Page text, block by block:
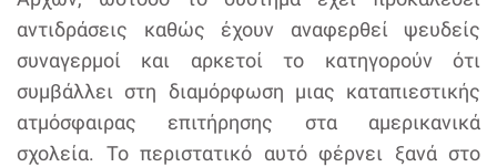
αντιδράσεις καθώς έχουν αναφερθεί ψευδείς
συναγερμοί και αρκετοί το κατηγορούν ότι
συμβάλλει στη διαμόρφωση μιας καταπιεστικής
ατμόσφαιρας επιτήρησης στα αμερικανικά
σχολεία. Το περιστατικό αυτό φέρνει ξανά στο